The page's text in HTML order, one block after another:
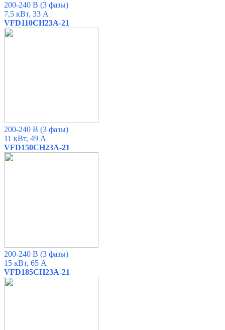
200-240 В (3 фазы)
7,5 кВт, 33 А
VFD110CH23A-21
200-240 В (3 фазы)
11 кВт, 49 А
VFD150CH23A-21
200-240 В (3 фазы)
15 кВт, 65 А
VFD185CH23A-21